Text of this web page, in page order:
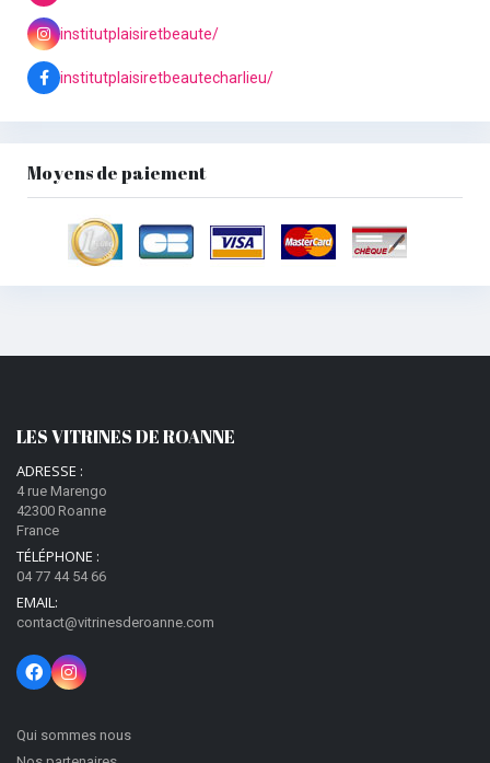
institutplaisiretbeaute/
institutplaisiretbeautecharlieu/
Moyens de paiement
LES VITRINES DE ROANNE
ADRESSE :
4 rue Marengo
42300 Roanne
France
TÉLÉPHONE :
04 77 44 54 66
EMAIL:
contact@vitrinesderoanne.com
Qui sommes nous